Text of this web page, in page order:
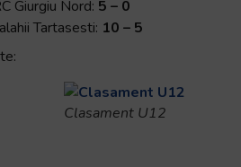
Giurgiu Nord: 5 – 0
Tartasesti: 10 – 5
Clasament U12